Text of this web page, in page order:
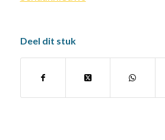
Deel dit stuk